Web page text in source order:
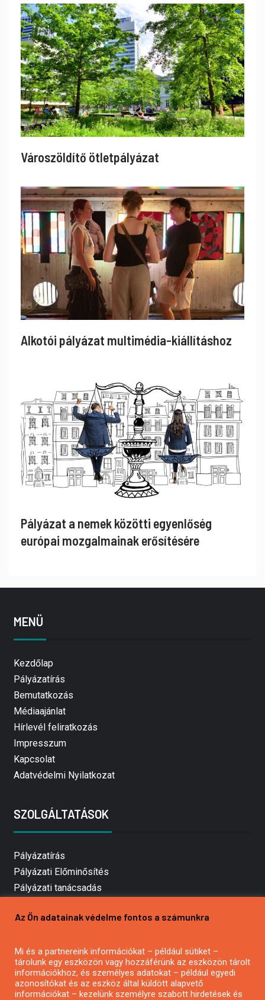
Városzöldítő ötletpályázat
Alkotói pályázat multimédia-kiállításhoz
Pályázat a nemek közötti egyenlőség
európai mozgalmainak erősítésére
MENÜ
Kezdőlap
Pályázatírás
Bemutatkozás
Médiaajánlat
Hírlevél feliratkozás
Impresszum
Kapcsolat
Adatvédelmi Nyilatkozat
SZOLGÁLTATÁSOK
Pályázatírás
Pályázati Előminősítés
Pályázati tanácsadás
Mezőgazdasági pályázatírás
Pályázatírás civil szervezeteknek
Pályázatírás önkormányzatoknak
Pályázatfigyelés
Az Ön adatainak védelme fontos a számunkra
Mi és a partnereink információkat – például sütiket –
tárolunk egy eszközön vagy hozzáférünk az eszközön tárolt
információkhoz, és személyes adatokat – például egyedi
azonosítókat és az eszköz által küldött alapvető
információkat – kezelünk személyre szabott hirdetések és